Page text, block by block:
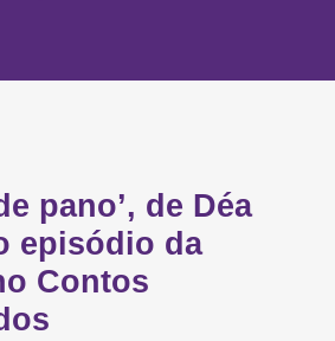
pano’, de Déa
episódio da
Contos